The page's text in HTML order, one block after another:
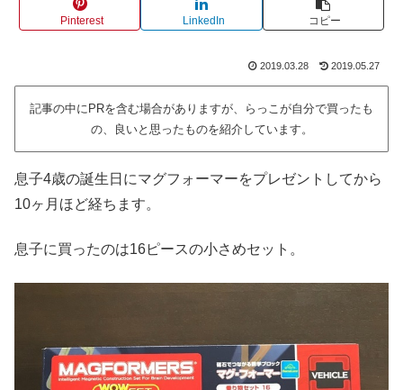
Pinterest LinkedIn コピー
2019.03.28 2019.05.27
記事の中にPRを含む場合がありますが、らっこが自分で買ったも
の、良いと思ったものを紹介しています。
息子4歳の誕生日にマグフォーマーをプレゼントしてから
10ヶ月ほど経ちます。
息子に買ったのは16ピースの小さめセット。